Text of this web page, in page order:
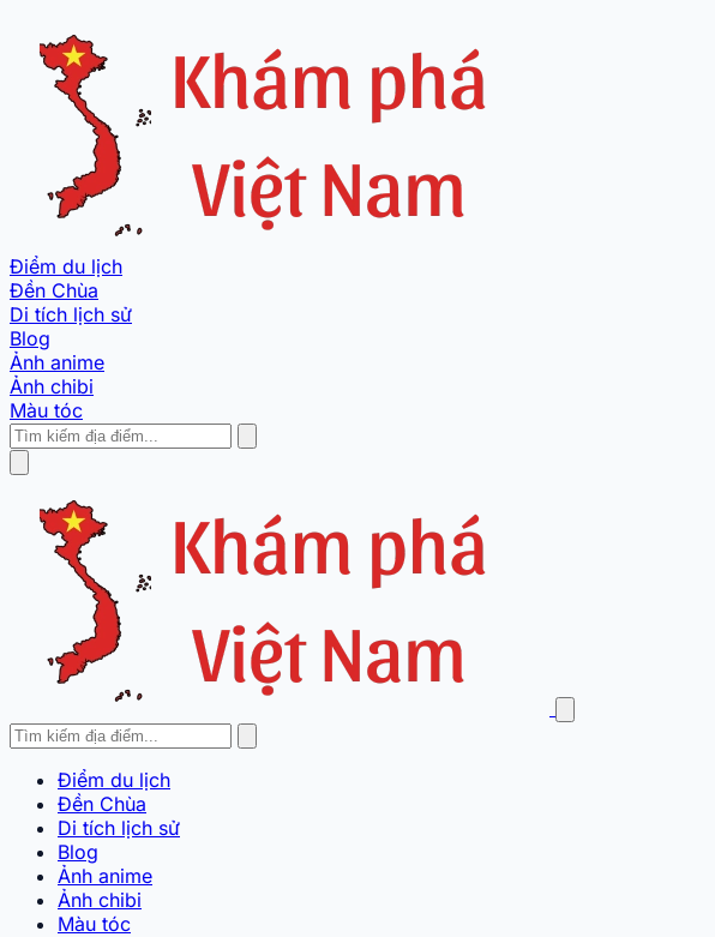
Điểm du lịch
Đền Chùa
Di tích lịch sử
Blog
Ảnh anime
Ảnh chibi
Màu tóc
Điểm du lịch
Đền Chùa
Di tích lịch sử
Blog
Ảnh anime
Ảnh chibi
Màu tóc